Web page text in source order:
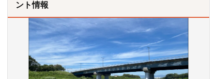
ント情報